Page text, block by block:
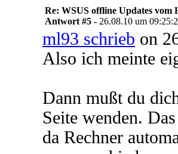
Re: WSUS offline Updates vom
Antwort #5 - 26.08.10 um
ml93 schrieb on
Also ich meinte
Dann mußt du
Seite wenden.
da Rechner